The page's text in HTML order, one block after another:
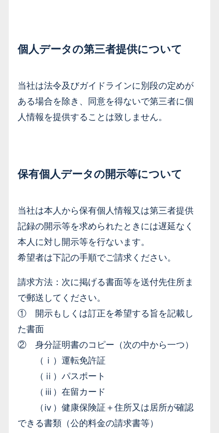
個人データの第三者提供について
当社は法令及びガイドラインに別段の定めが
ある場合を除き、同意を得ないで第三者に個
人情報を提供することは致しません。
保有個人データの開示等について
当社は本人から保有個人情報又は第三者提供
記録の開示等を求められたときには遅延なく
本人に対し開示等を行ないます。
希望者は下記の手順でご請求ください。
請求方法：次に掲げる書面等を送付先住所ま
で郵送してください。
① 開示もしくは訂正を希望する旨を記載し
た書面
② 身分証明書のコピー（次の中から一つ）
（ⅰ）運転免許証
（ⅱ）パスポート
（ⅲ）在留カード
（ⅳ）健康保険証＋住所又は居所が確認
できる書類（公的料金の請求書等）